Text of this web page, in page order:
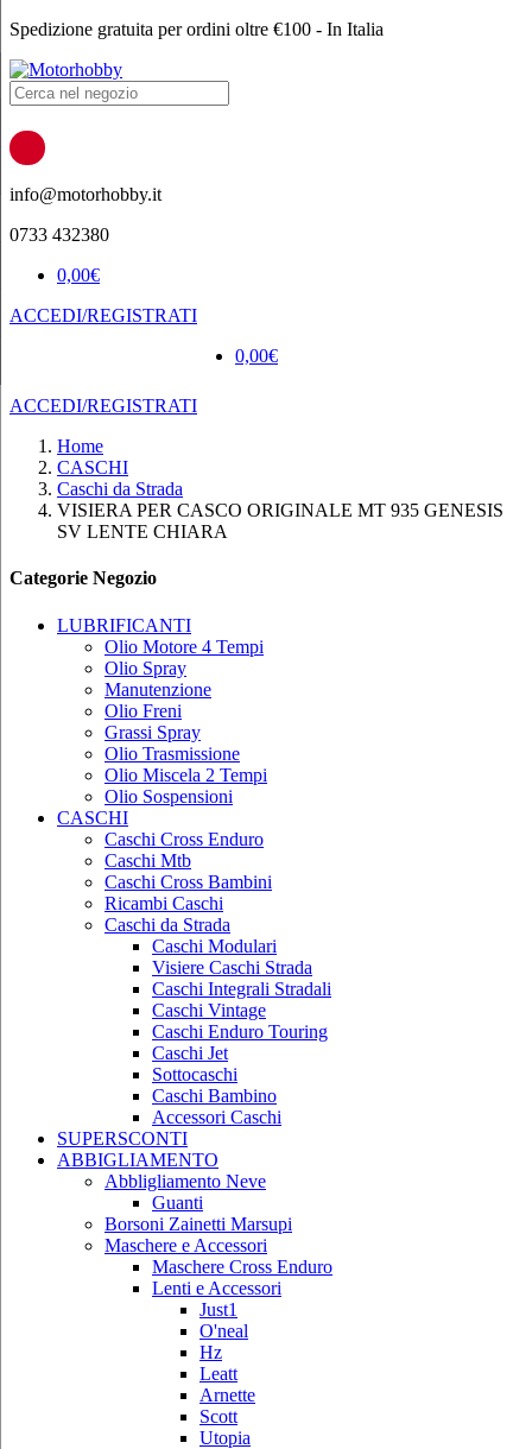
Spedizione gratuita per ordini oltre €100 - In Italia
Products
search
info@motorhobby.it
0733 432380
0,00€
ACCEDI/REGISTRATI
0,00€
ACCEDI/REGISTRATI
Home
CASCHI
Caschi da Strada
VISIERA PER CASCO ORIGINALE MT 935 GENESIS
SV LENTE CHIARA
Categorie Negozio
LUBRIFICANTI
Olio Motore 4 Tempi
Olio Spray
Manutenzione
Olio Freni
Grassi Spray
Olio Trasmissione
Olio Miscela 2 Tempi
Olio Sospensioni
CASCHI
Caschi Cross Enduro
Caschi Mtb
Caschi Cross Bambini
Ricambi Caschi
Caschi da Strada
Caschi Modulari
Visiere Caschi Strada
Caschi Integrali Stradali
Caschi Vintage
Caschi Enduro Touring
Caschi Jet
Sottocaschi
Caschi Bambino
Accessori Caschi
SUPERSCONTI
ABBIGLIAMENTO
Abbligliamento Neve
Guanti
Borsoni Zainetti Marsupi
Maschere e Accessori
Maschere Cross Enduro
Lenti e Accessori
Just1
O'neal
Hz
Leatt
Arnette
Scott
Utopia